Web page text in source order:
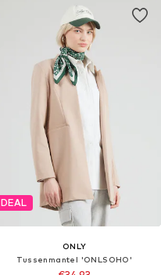
DEAL
ONLY
Tussenmantel 'ONLSOHO'